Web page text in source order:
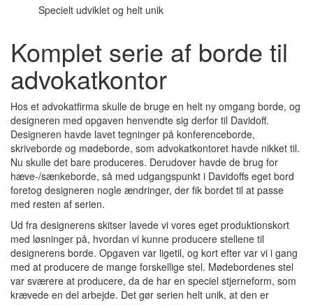
Specielt udviklet og helt unik
Komplet serie af borde til
advokatkontor
Hos et advokatfirma skulle de bruge en helt ny omgang borde, og
designeren med opgaven henvendte sig derfor til Davidoff.
Designeren havde lavet tegninger på konferenceborde,
skriveborde og mødeborde, som advokatkontoret havde nikket til.
Nu skulle det bare produceres. Derudover havde de brug for
hæve-/sænkeborde, så med udgangspunkt i Davidoffs eget bord
foretog designeren nogle ændringer, der fik bordet til at passe
med resten af serien.
Ud fra designerens skitser lavede vi vores eget produktionskort
med løsninger på, hvordan vi kunne producere stellene til
designerens borde. Opgaven var ligetil, og kort efter var vi i gang
med at producere de mange forskellige stel. Mødebordenes stel
var sværere at producere, da de har en speciel stjerneform, som
krævede en del arbejde. Det gør serien helt unik, at den er